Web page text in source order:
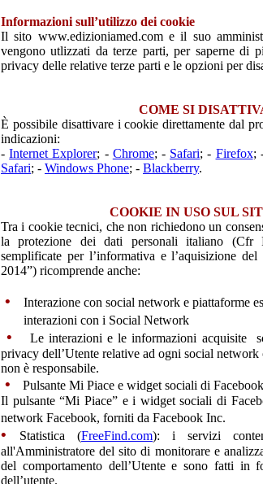
Informazioni sull’utilizzo dei cookie
Il sito www.edizioniamed.com e il suo
vengono utlizzati da terze parti, per saperne di
privacy delle relative terze parti e le opzioni per
COME SI
È possibile disattivare i cookie direttamente dal
indicazioni:
-Internet Explorer; - Chrome; - Safari; - Firefox;
Safari; - Windows Phone; - Blackberry.
COOKIE IN USO SUL
Tra i cookie tecnici, che non richiedono un
la protezione dei dati personali italiano (Cfr
semplificate per l’informativa e l’aquisizione
2014”) ricomprende anche:
•
Interazione con social network e piattaforme
interazioni con i Social Network
•
Le interazioni e le informazioni acquisite
privacy dell’Utente relative ad ogni social
non è responsabile.
•
Pulsante Mi Piace e widget sociali di
Il pulsante “Mi Piace” e i widget sociali di
network Facebook, forniti da Facebook Inc.
• Statistica (FreeFind.com): i servizi
all'Amministratore del sito di monitorare e
del comportamento dell’Utente e sono fatti in
dell’utente.